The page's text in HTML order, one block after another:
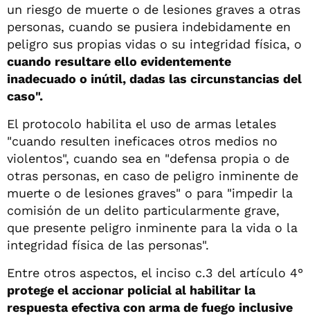
un riesgo de muerte o de lesiones graves a otras
personas, cuando se pusiera indebidamente en
peligro sus propias vidas o su integridad física, o
cuando resultare ello evidentemente
inadecuado o inútil, dadas las circunstancias del
caso".
El protocolo habilita el uso de armas letales
"cuando resulten ineficaces otros medios no
violentos", cuando sea en "defensa propia o de
otras personas, en caso de peligro inminente de
muerte o de lesiones graves" o para "impedir la
comisión de un delito particularmente grave,
que presente peligro inminente para la vida o la
integridad física de las personas".
Entre otros aspectos, el inciso c.3 del artículo 4°
protege el accionar policial al habilitar la
respuesta efectiva con arma de fuego inclusive